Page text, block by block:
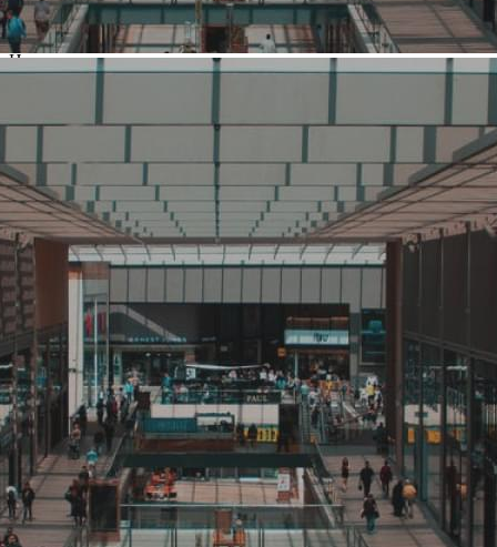
Основной вид деятельности
Кафе, ресторан
Ценовая категория
Изменить
2012
5
Количество объектов в России
5
Представлены в регионах
Альметьевск,Нефтекамск,Нижнекамск,Салават,Самара,
Стерлитамак,Уфа,Челябинск
Изменить
Наличие франчайзинга
Да
О компании Шаверма по-
Питерски